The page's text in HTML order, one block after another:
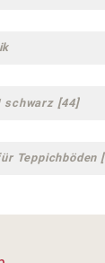
schwarz [44]
Teppichböden